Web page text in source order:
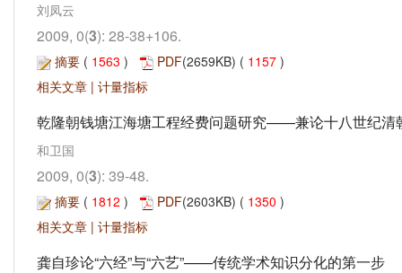
刘凤云
2009, 0(3): 28-38+106.
摘要 ( 1563 ) PDF(2659KB) ( 1157 )
相关文章 | 计量指标
乾隆朝钱塘江海塘工程经费问题研究——兼论十八世纪清
和卫国
2009, 0(3): 39-48.
摘要 ( 1812 ) PDF(2603KB) ( 1350 )
相关文章 | 计量指标
龚自珍论“六经”与“六艺”——传统学术知识分化的第一步